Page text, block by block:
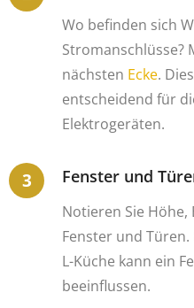
Wo befinden sich
Stromanschlüsse?
nächsten Ecke.
entscheidend für
Elektrogeräten.
Fenster und
Notieren Sie
Fenster und
L-Küche kann ein
beeinflussen.